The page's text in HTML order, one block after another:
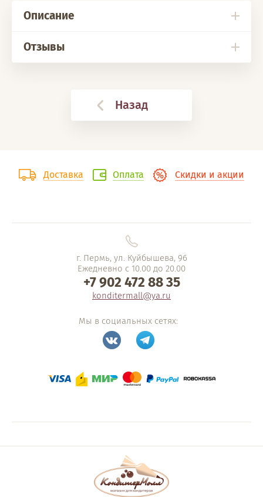
Описание
Отзывы
Назад
Доставка Оплата Скидки и акции
г. Пермь, ул. Куйбышева, 96
Ежедневно с 10.00 до 20.00
+7 902 472 88 35
konditermall@ya.ru
Мы в социальных сетях: